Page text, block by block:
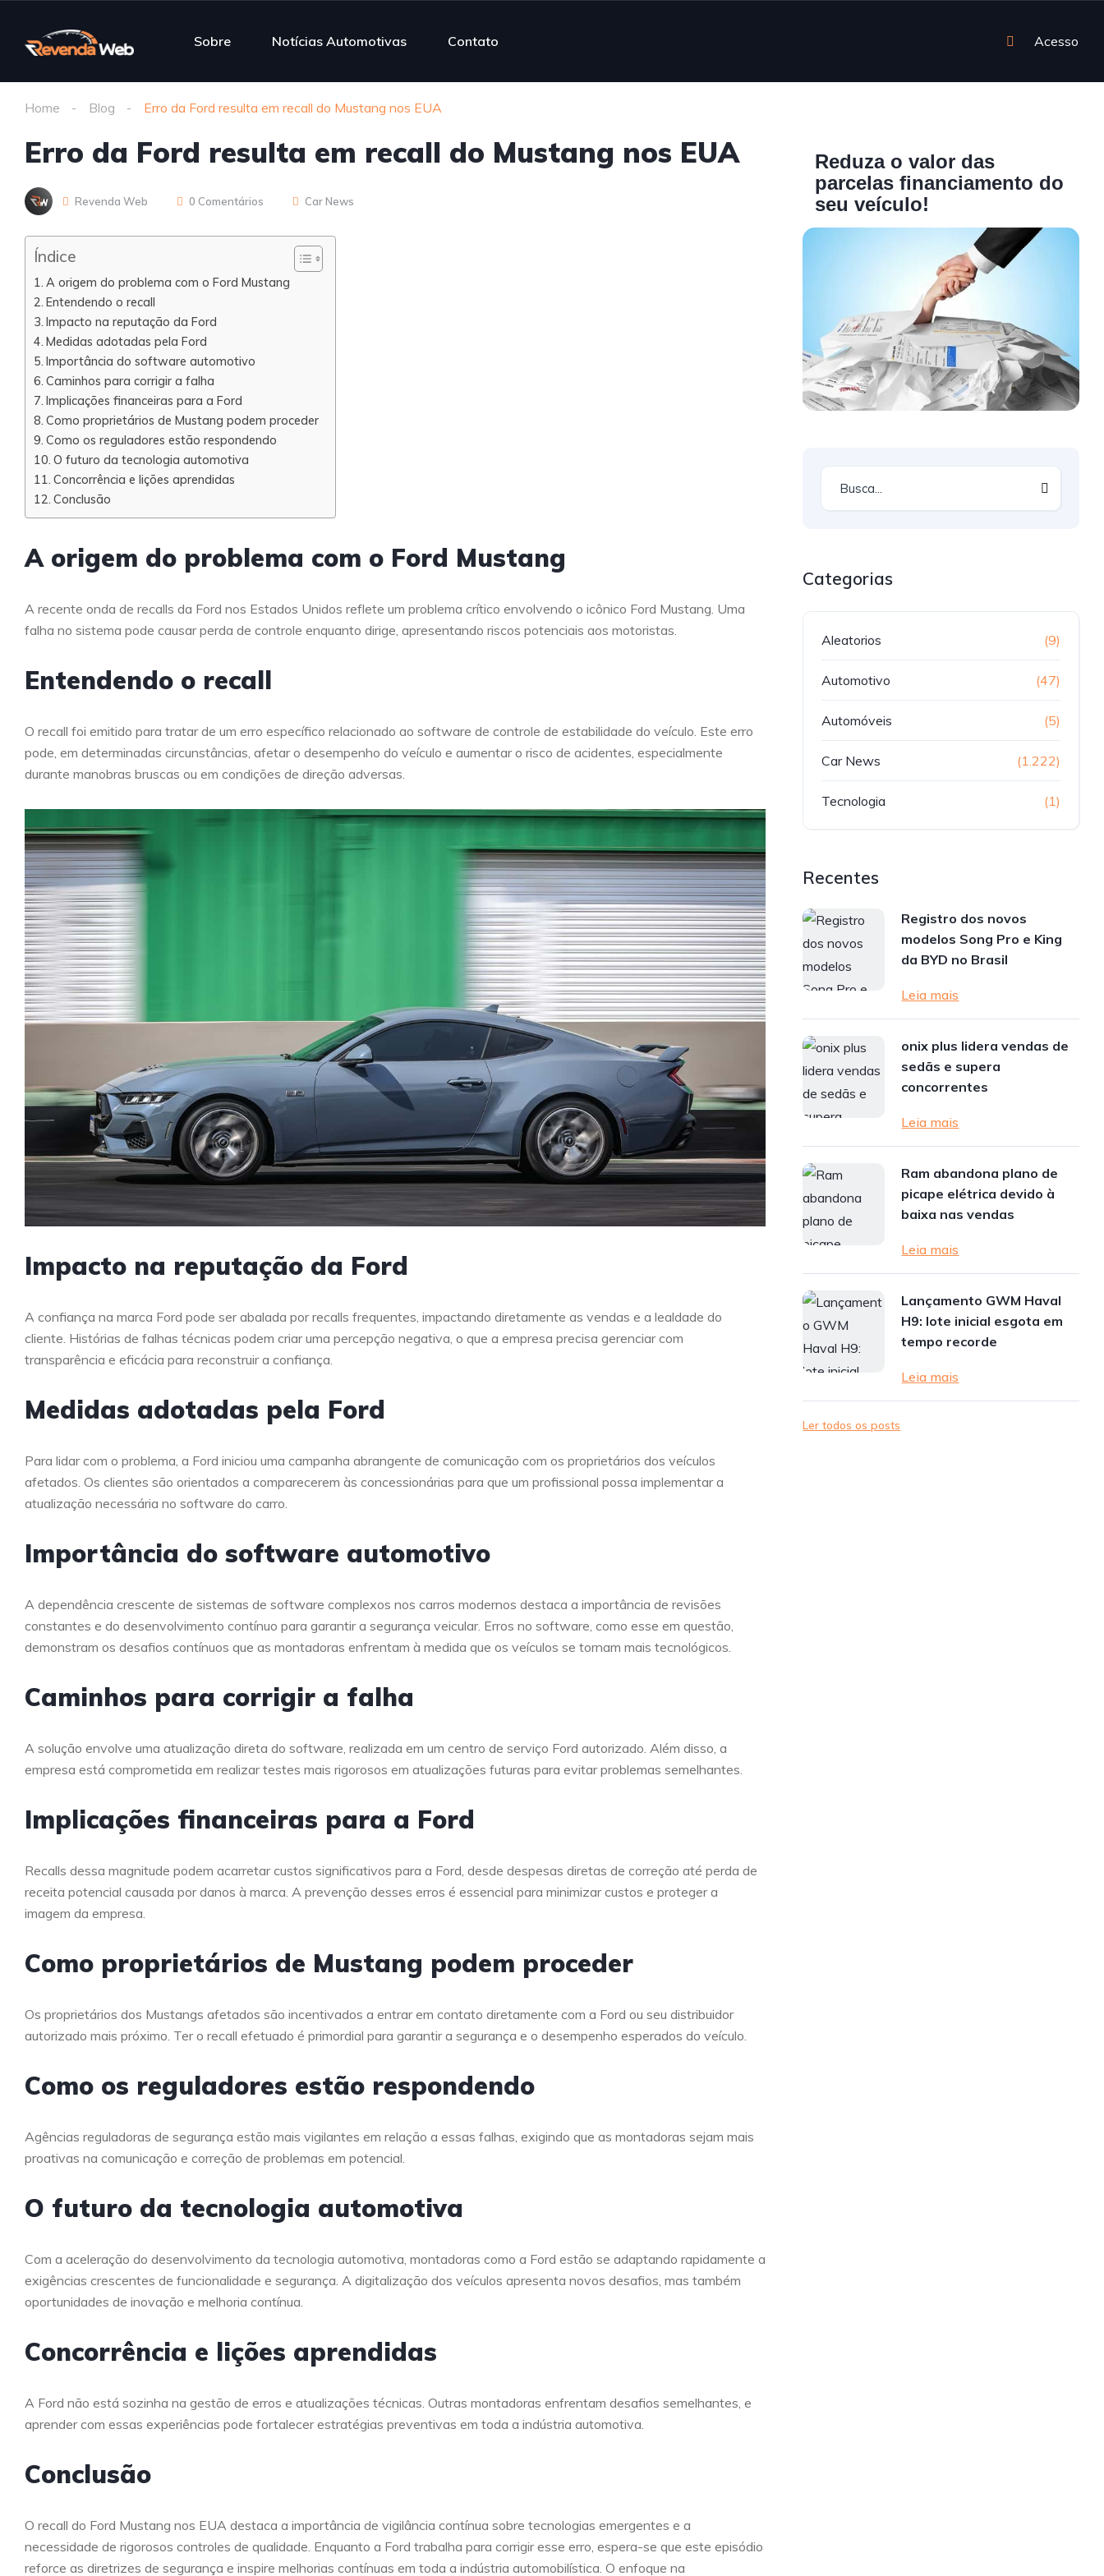
Sobre Notícias Automotivas Contato Acesso
Home Blog Erro da Ford resulta em recall do Mustang nos EUA
Erro da Ford resulta em recall do Mustang nos EUA
Revenda Web 0 Comentários Car News
Índice
A origem do problema com o Ford Mustang
Entendendo o recall
Impacto na reputação da Ford
Medidas adotadas pela Ford
Importância do software automotivo
Caminhos para corrigir a falha
Implicações financeiras para a Ford
Como proprietários de Mustang podem proceder
Como os reguladores estão respondendo
O futuro da tecnologia automotiva
Concorrência e lições aprendidas
Conclusão
A origem do problema com o Ford Mustang
A recente onda de recalls da Ford nos Estados Unidos reflete um problema crítico envolvendo o icônico Ford Mustang. Uma
falha no sistema pode causar perda de controle enquanto dirige, apresentando riscos potenciais aos motoristas.
Entendendo o recall
O recall foi emitido para tratar de um erro específico relacionado ao software de controle de estabilidade do veículo. Este erro
pode, em determinadas circunstâncias, afetar o desempenho do veículo e aumentar o risco de acidentes, especialmente
durante manobras bruscas ou em condições de direção adversas.
Impacto na reputação da Ford
A confiança na marca Ford pode ser abalada por recalls frequentes, impactando diretamente as vendas e a lealdade do
cliente. Histórias de falhas técnicas podem criar uma percepção negativa, o que a empresa precisa gerenciar com
transparência e eficácia para reconstruir a confiança.
Medidas adotadas pela Ford
Para lidar com o problema, a Ford iniciou uma campanha abrangente de comunicação com os proprietários dos veículos
afetados. Os clientes são orientados a comparecerem às concessionárias para que um profissional possa implementar a
atualização necessária no software do carro.
Importância do software automotivo
A dependência crescente de sistemas de software complexos nos carros modernos destaca a importância de revisões
constantes e do desenvolvimento contínuo para garantir a segurança veicular. Erros no software, como esse em questão,
demonstram os desafios contínuos que as montadoras enfrentam à medida que os veículos se tornam mais tecnológicos.
Caminhos para corrigir a falha
A solução envolve uma atualização direta do software, realizada em um centro de serviço Ford autorizado. Além disso, a
empresa está comprometida em realizar testes mais rigorosos em atualizações futuras para evitar problemas semelhantes.
Implicações financeiras para a Ford
Recalls dessa magnitude podem acarretar custos significativos para a Ford, desde despesas diretas de correção até perda de
receita potencial causada por danos à marca. A prevenção desses erros é essencial para minimizar custos e proteger a
imagem da empresa.
Como proprietários de Mustang podem proceder
Os proprietários dos Mustangs afetados são incentivados a entrar em contato diretamente com a Ford ou seu distribuidor
autorizado mais próximo. Ter o recall efetuado é primordial para garantir a segurança e o desempenho esperados do veículo.
Como os reguladores estão respondendo
Agências reguladoras de segurança estão mais vigilantes em relação a essas falhas, exigindo que as montadoras sejam mais
proativas na comunicação e correção de problemas em potencial.
O futuro da tecnologia automotiva
Com a aceleração do desenvolvimento da tecnologia automotiva, montadoras como a Ford estão se adaptando rapidamente a
exigências crescentes de funcionalidade e segurança. A digitalização dos veículos apresenta novos desafios, mas também
oportunidades de inovação e melhoria contínua.
Concorrência e lições aprendidas
A Ford não está sozinha na gestão de erros e atualizações técnicas. Outras montadoras enfrentam desafios semelhantes, e
aprender com essas experiências pode fortalecer estratégias preventivas em toda a indústria automotiva.
Conclusão
O recall do Ford Mustang nos EUA destaca a importância de vigilância contínua sobre tecnologias emergentes e a
necessidade de rigorosos controles de qualidade. Enquanto a Ford trabalha para corrigir esse erro, espera-se que este episódio
reforce as diretrizes de segurança e inspire melhorias contínuas em toda a indústria automobilística. O enfoque na
Reduza o valor das
parcelas financiamento do
seu veículo!
Categorias
Aleatorios (9)
Automotivo (47)
Automóveis (5)
Car News (1.222)
Tecnologia (1)
Recentes
Registro dos novos
modelos Song Pro e King
da BYD no Brasil
Leia mais
onix plus lidera vendas de
sedãs e supera
concorrentes
Leia mais
Ram abandona plano de
picape elétrica devido à
baixa nas vendas
Leia mais
Lançamento GWM Haval
H9: lote inicial esgota em
tempo recorde
Leia mais
Ler todos os posts